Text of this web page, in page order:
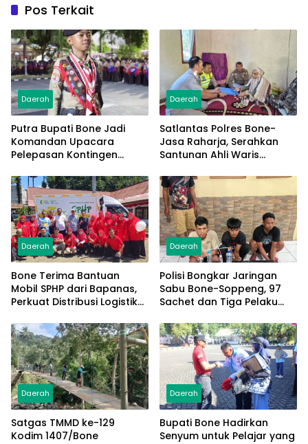
Pos Terkait
Daerah
Putra Bupati Bone Jadi
Komandan Upacara
Pelepasan Kontingen
Daerah
Satlantas Polres Bone-
Jasa Raharja, Serahkan
Santunan Ahli Waris
Rp50 Juta
Daerah
Bone Terima Bantuan
Mobil SPHP dari Bapanas,
Perkuat Distribusi Logistik
Daerah
Polisi Bongkar Jaringan
Sabu Bone-Soppeng, 97
Sachet dan Tiga Pelaku
Daerah
Satgas TMMD ke-129
Kodim 1407/Bone
Daerah
Bupati Bone Hadirkan
Senyum untuk Pelajar yang